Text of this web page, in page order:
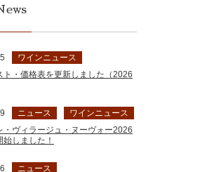
ワインニュース
ト・価格表を更新しました（2026
ニュース
ワインニュース
・ヴィラージュ・ヌーヴォー2026
しました！
ニュース